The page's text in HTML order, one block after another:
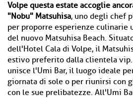
Volpe questa estate accoglie
"Nobu" Matsuhisa, uno degli chef
per proporre esperienze culinarie
del nuovo Matsuhisa Beach.
dell'Hotel Cala di Volpe, il
estivo preferito dalla clientela vip.
unisce l'Umi Bar, il luogo ideale
giornata di sole o per riunirsi con
con le sue prelibatezze. All'Umi